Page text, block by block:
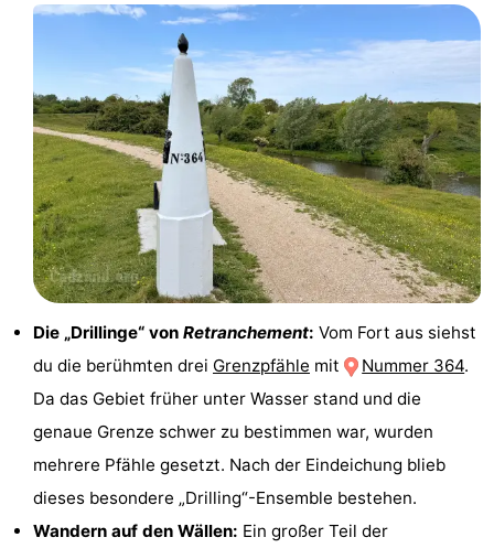
Parken
Küstetram
Medizin
Adressen
Region
Zeeuws-
Vlaanderen
-
Sluis
Natur
Westflandern
Die „Drillinge“ von Retranchement: Vom Fort aus siehst
du die berühmten drei Grenzpfähle mit Nummer 364.
Da das Gebiet früher unter Wasser stand und die
genaue Grenze schwer zu bestimmen war, wurden
mehrere Pfähle gesetzt. Nach der Eindeichung blieb
dieses besondere „Drilling“-Ensemble bestehen.
Wandern auf den Wällen: Ein großer Teil der